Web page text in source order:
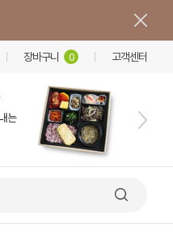
장바구니 0 고객센터